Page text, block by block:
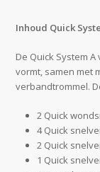
Inhoud Quick
De Quick System
vormt, samen met
verbandtrommel.
2 Quick
4 Quick
2 Quick
1 Quick